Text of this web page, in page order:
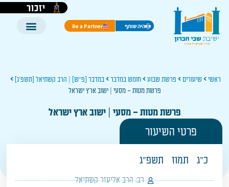
יזכור
היה שותף Be a Partner
ראשי שיעורים פרשת שבוע חומש במדבר
במדבר [פ"ש] | הרב קשתיאל [תשפ'ג]
פרשת מטות – מסעי | ישוב ארץ ישראל
פרשת מטות – מסעי | ישוב ארץ ישראל
פרטי השיעור
כ"ג תמוז תשפ"ג
רב: הרב אליעזר קשתיאל